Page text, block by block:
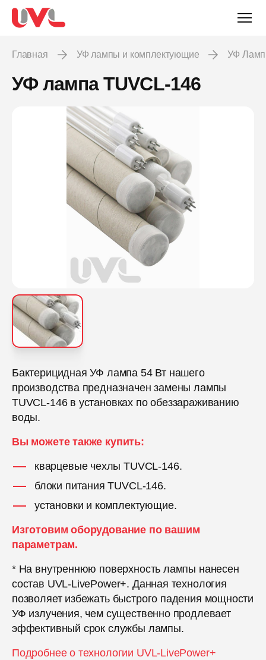
Главная УФ лампы и комплектующие УФ
УФ лампа TUVCL-146
Бактерицидная УФ лампа 54 Вт нашего
производства предназначен замены лампы
TUVCL-146 в установках по обеззараживанию
воды.
Вы можете также купить:
кварцевые чехлы TUVCL-146.
блоки питания TUVCL-146.
установки и комплектующие.
Изготовим оборудование по вашим
параметрам.
* На внутреннюю поверхность лампы нанесен
состав UVL-LivePower+. Данная технология
позволяет избежать быстрого падения мощности
УФ излучения, чем существенно продлевает
эффективный срок службы лампы.
Подробнее о технологии UVL-LivePower+